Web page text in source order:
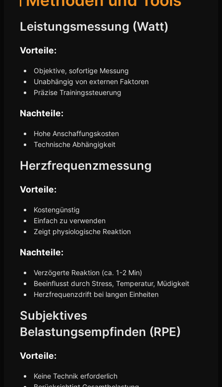
Leistungsmessung (Watt)
Vorteile:
Objektive, sofortige Messung
Unabhängig von externen Faktoren
Präzise Trainingssteuerung
Nachteile:
Hohe Anschaffungskosten
Technische Abhängigkeit
Herzfrequenzmessung
Vorteile:
Kostengünstig
Einfach zu verwenden
Zeigt physiologische Reaktion
Nachteile:
Verzögerte Reaktion (ca. 1-2 Min)
Beeinflusst durch Stress, Temperatur, Müdigkeit
Herzfrequenzdrift bei langen Einheiten
Subjektives
Belastungsempfinden (RPE)
Vorteile:
Keine Technik erforderlich